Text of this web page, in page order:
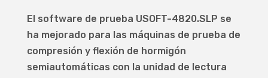
El software de prueba USOFT-4820.SLP se
ha mejorado para las máquinas de prueba de
compresión y flexión de hormigón
semiautomáticas con la unidad de lectura